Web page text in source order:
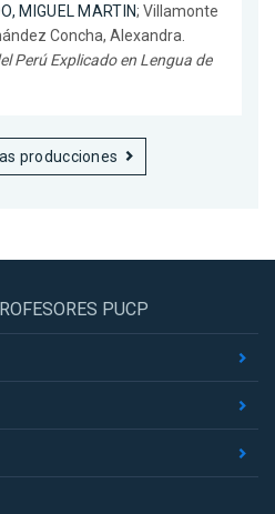
MIGUEL MARTIN; Villamonte
Concha, Alexandra.
Perú Explicado en Lengua de
producciones
PUCP